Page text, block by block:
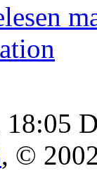
18:05
, ©